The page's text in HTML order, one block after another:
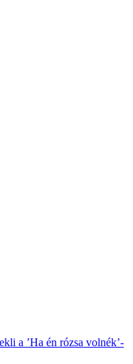
a ’Ha én rózsa volnék’-